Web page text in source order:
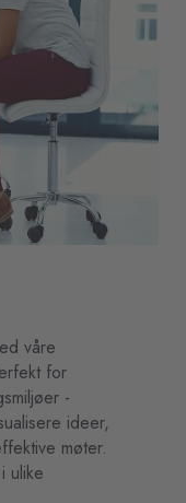
våre
for
-
ideer,
møter.
ulike